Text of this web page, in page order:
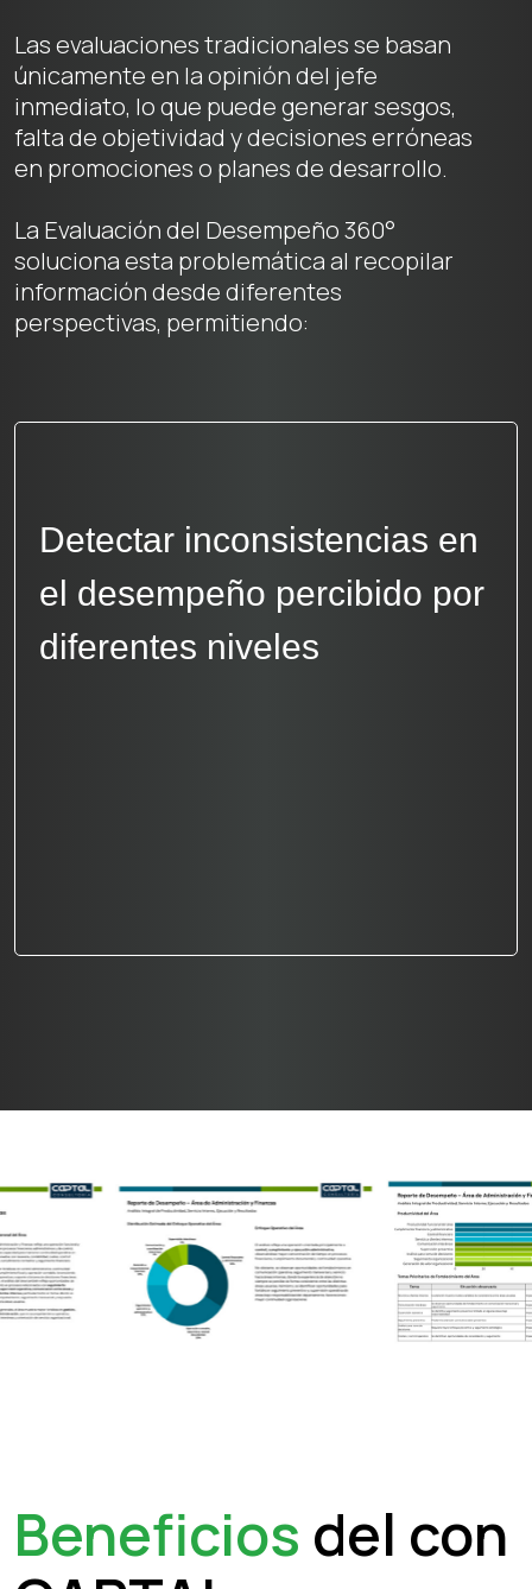
Las evaluaciones tradicionales se basan
únicamente en la opinión del jefe
inmediato, lo que puede generar sesgos,
falta de objetividad y decisiones erróneas
en promociones o planes de desarrollo.
La Evaluación del Desempeño 360°
soluciona esta problemática al recopilar
información desde diferentes
perspectivas, permitiendo:
Reducir sesgos y
subjetividad en las
evaluaciones de
Beneficios del con